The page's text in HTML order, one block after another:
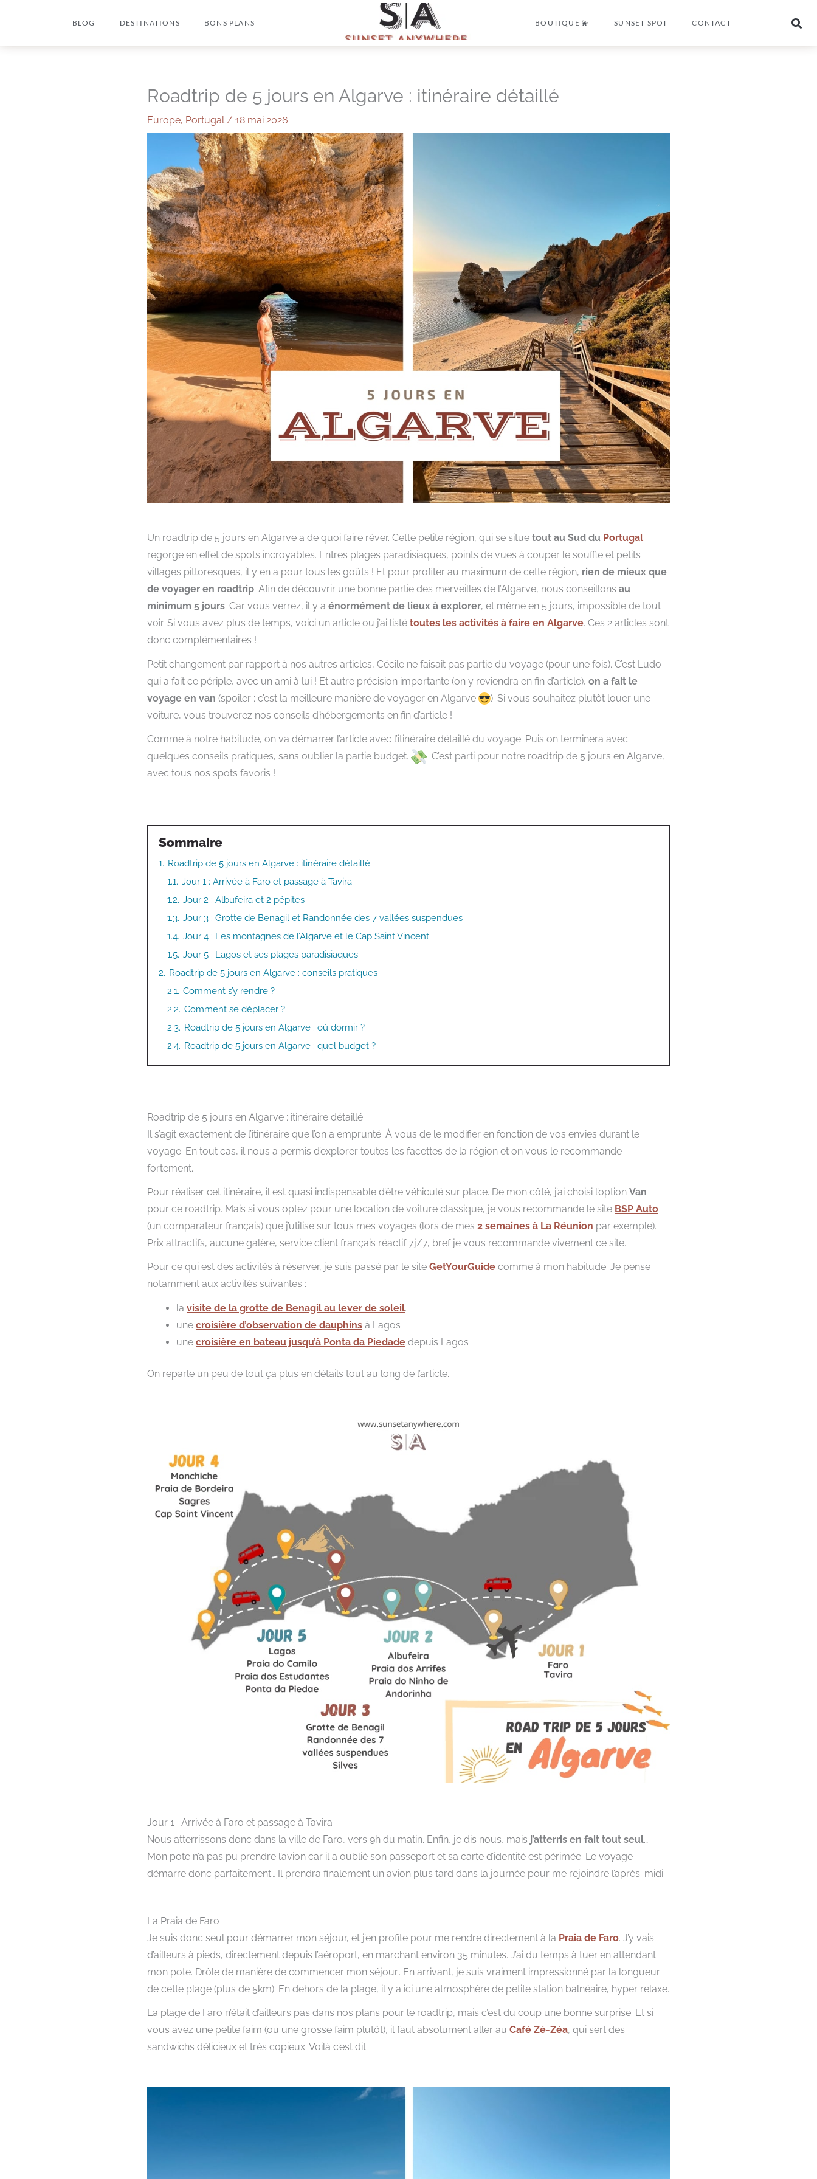
BLOG DESTINATIONS BONS PLANS BOUTIQUE 💫 SUNSET SPOT CONTACT
Roadtrip de 5 jours en Algarve : itinéraire détaillé
Europe, Portugal/ 18 mai 2026
Un roadtrip de 5 jours en Algarve a de quoi faire rêver. Cette petite région, qui se situe tout au Sud du Portugal
regorge en effet de spots incroyables. Entres plages paradisiaques, points de vues à couper le souffle et petits
villages pittoresques, il y en a pour tous les goûts ! Et pour profiter au maximum de cette région, rien de mieux que
de voyager en roadtrip. Afin de découvrir une bonne partie des merveilles de l’Algarve, nous conseillons au
minimum 5 jours. Car vous verrez, il y a énormément de lieux à explorer, et même en 5 jours, impossible de tout
voir. Si vous avez plus de temps, voici un article ou j’ai listé toutes les activités à faire en Algarve. Ces 2 articles sont
donc complémentaires !
Petit changement par rapport à nos autres articles, Cécile ne faisait pas partie du voyage (pour une fois). C’est Ludo
qui a fait ce périple, avec un ami à lui ! Et autre précision importante (on y reviendra en fin d’article), on a fait le
voyage en van (spoiler : c’est la meilleure manière de voyager en Algarve
). Si vous souhaitez plutôt louer une
voiture, vous trouverez nos conseils d’hébergements en fin d’article !
Comme à notre habitude, on va démarrer l’article avec l’itinéraire détaillé du voyage. Puis on terminera avec
quelques conseils pratiques, sans oublier la partie budget.
C’est parti pour notre roadtrip de 5 jours en Algarve,
avec tous nos spots favoris !
Sommaire
1. Roadtrip de 5 jours en Algarve : itinéraire détaillé
1.1. Jour 1 : Arrivée à Faro et passage à Tavira
1.2. Jour 2 : Albufeira et 2 pépites
1.3. Jour 3 : Grotte de Benagil et Randonnée des 7 vallées suspendues
1.4. Jour 4 : Les montagnes de l’Algarve et le Cap Saint Vincent
1.5. Jour 5 : Lagos et ses plages paradisiaques
2. Roadtrip de 5 jours en Algarve : conseils pratiques
2.1. Comment s’y rendre ?
2.2. Comment se déplacer ?
2.3. Roadtrip de 5 jours en Algarve : où dormir ?
2.4. Roadtrip de 5 jours en Algarve : quel budget ?
Roadtrip de 5 jours en Algarve : itinéraire détaillé
Il s’agit exactement de l’itinéraire que l’on a emprunté. À vous de le modifier en fonction de vos envies durant le
voyage. En tout cas, il nous a permis d’explorer toutes les facettes de la région et on vous le recommande
fortement.
Pour réaliser cet itinéraire, il est quasi indispensable d’être véhiculé sur place. De mon côté, j’ai choisi l’option Van
pour ce roadtrip. Mais si vous optez pour une location de voiture classique, je vous recommande le site BSP Auto
(un comparateur français) que j’utilise sur tous mes voyages (lors de mes 2 semaines à La Réunion par exemple).
Prix attractifs, aucune galère, service client français réactif 7j/7, bref je vous recommande vivement ce site.
Pour ce qui est des activités à réserver, je suis passé par le site GetYourGuide comme à mon habitude. Je pense
notamment aux activités suivantes :
la visite de la grotte de Benagil au lever de soleil.
une croisière d’observation de dauphins à Lagos
une croisière en bateau jusqu’à Ponta da Piedade depuis Lagos
On reparle un peu de tout ça plus en détails tout au long de l’article.
Jour 1 : Arrivée à Faro et passage à Tavira
Nous atterrissons donc dans la ville de Faro, vers 9h du matin. Enfin, je dis nous, mais j’atterris en fait tout seul…
Mon pote n’a pas pu prendre l’avion car il a oublié son passeport et sa carte d’identité est périmée. Le voyage
démarre donc parfaitement… Il prendra finalement un avion plus tard dans la journée pour me rejoindre l’après-midi.
La Praia de Faro
Je suis donc seul pour démarrer mon séjour, et j’en profite pour me rendre directement à la Praia de Faro. J’y vais
d’ailleurs à pieds, directement depuis l’aéroport, en marchant environ 35 minutes. J’ai du temps à tuer en attendant
mon pote. Drôle de manière de commencer mon séjour.. En arrivant, je suis vraiment impressionné par la longueur
de cette plage (plus de 5km). En dehors de la plage, il y a ici une atmosphère de petite station balnéaire, hyper relaxe.
La plage de Faro n’était d’ailleurs pas dans nos plans pour le roadtrip, mais c’est du coup une bonne surprise. Et si
vous avez une petite faim (ou une grosse faim plutôt), il faut absolument aller au Café Zé-Zéa, qui sert des
sandwichs délicieux et très copieux. Voilà c’est dit.